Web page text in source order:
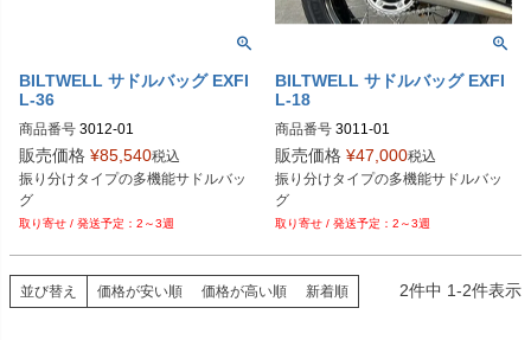
BILTWELL サドルバッグ EXFI
L-36
商品番号 3012-01
3OT:3501-1867
BILTWELL（ビルトウェル）
販売価格 ¥85,540税込
振り分けタイプの多機能サドルバッ
2～3週
BILTWELL サドルバッグ EXFI
L-18
商品番号 3011-01
3501-1866
BILTWELL（ビルトウェル）
販売価格 ¥47,000税込
振り分けタイプの多機能サドルバッ
2～3週
並び替え 価格が安い順 価格が高い順 新着順 2件中 1-2件表示